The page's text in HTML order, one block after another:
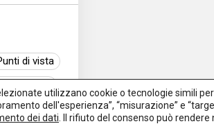
di vista
utilizzano cookie o tecnologie simili
dell'esperienza”, “misurazione” e
dei dati . Il rifiuto del consenso può